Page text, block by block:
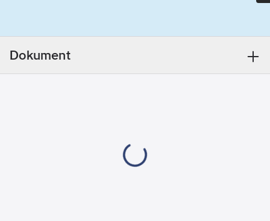
9M246101
Dokument